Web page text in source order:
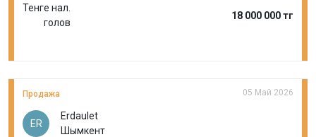
Тенге нал.
голов
18 000 000 тг
Продажа 05 Май 2026
ER
Erdaulet
Шымкент